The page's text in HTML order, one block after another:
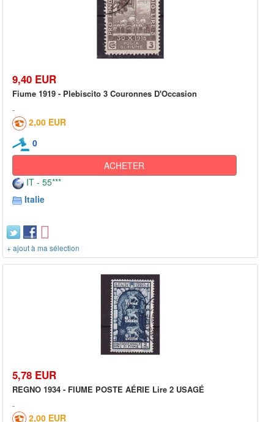
9,40 EUR
Fiume 1919 - Plebiscito 3 Couronnes D'Occasion
2,00 EUR
0
ACHETER
IT - 55***
Italie
+ ajout à ma sélection
5,78 EUR
REGNO 1934 - FIUME POSTE AÉRIE Lire 2 USAGÉ
2,00 EUR